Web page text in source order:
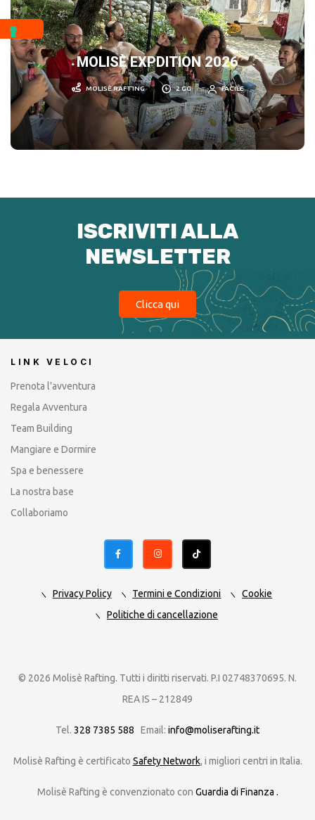
MOLISÈ EXPDITION 2026
MOLISÈ RAFTING 2 GG FACILE
ISCRIVITI ALLA
NEWSLETTER
Clicca qui
LINK VELOCI
Prenota l'avventura
Regala Avventura
Team Building
Mangiare e Dormire
Spa e benessere
La nostra base
Collaboriamo
Privacy Policy Termini e Condizioni
Cookie
Politiche di cancellazione
© 2026 Molisè Rafting. Tutti i diritti riservati. P.I 02748370695. N.
REA IS – 212849
Tel. 328 7385 588 Email: info@moliserafting.it
Molisè Rafting è certificato Safety Network, i migliori centri in Italia.
Molisè Rafting è convenzionato con Guardia di Finanza .